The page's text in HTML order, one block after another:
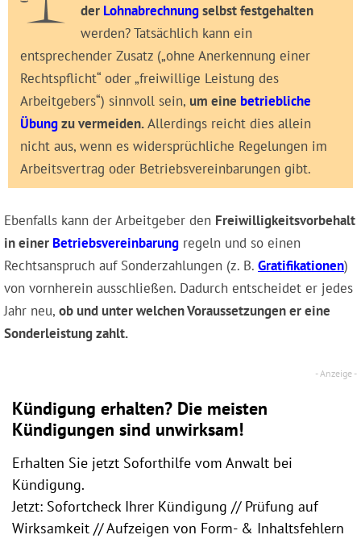
der Lohnabrechnungselbst festgehalten
werden? Tatsächlich kann ein
entsprechender Zusatz („ohne Anerkennung einer
Rechtspflicht“ oder „freiwillige Leistung des
Arbeitgebers“) sinnvoll sein, um eine betriebliche
Übungzu vermeiden.Allerdings reicht dies allein
nicht aus, wenn es widersprüchliche Regelungen im
Arbeitsvertrag oder Betriebsvereinbarungen gibt.
Ebenfalls kann der Arbeitgeber den Freiwilligkeitsvorbehalt
in einer Betriebsvereinbarung regeln und so einen
Rechtsanspruch auf Sonderzahlungen (z. B. Gratifikationen)
von vornherein ausschließen. Dadurch entscheidet er jedes
Jahr neu, ob und unter welchen Voraussetzungen er eine
Sonderleistung zahlt.
Kündigung erhalten? Die meisten
Kündigungen sind unwirksam!
Erhalten Sie jetzt Soforthilfe vom Anwalt bei
Kündigung.
Jetzt: Sofortcheck Ihrer Kündigung // Prüfung auf
Wirksamkeit // Aufzeigen von Form- & Inhaltsfehlern